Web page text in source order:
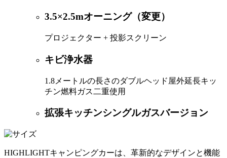
3.5×2.5mオーニング（変更）
プロジェクター + 投影スクリーン
キビ浄水器
1.8メートルの長さのダブルヘッド屋外延長キッ
チン燃料ガス二重使用
拡張キッチンシングルガスバージョン
HIGHLIGHTキャンピングカーは、革新的なデザインと機能